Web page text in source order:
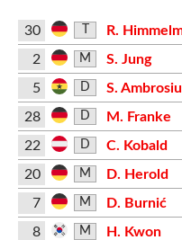
30
R.
2
M
S. Jung
5
D
S.
28
D
M. Franke
22
D C. Kobald
20 M
D. Herold
7
M D. Burnić
8 M H. Kwon